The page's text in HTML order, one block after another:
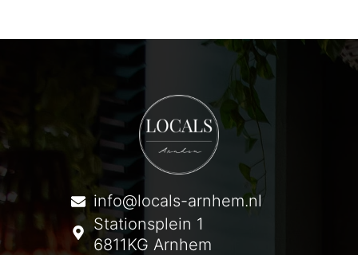
info@locals-arnhem.nl
Stationsplein 1
6811KG Arnhem